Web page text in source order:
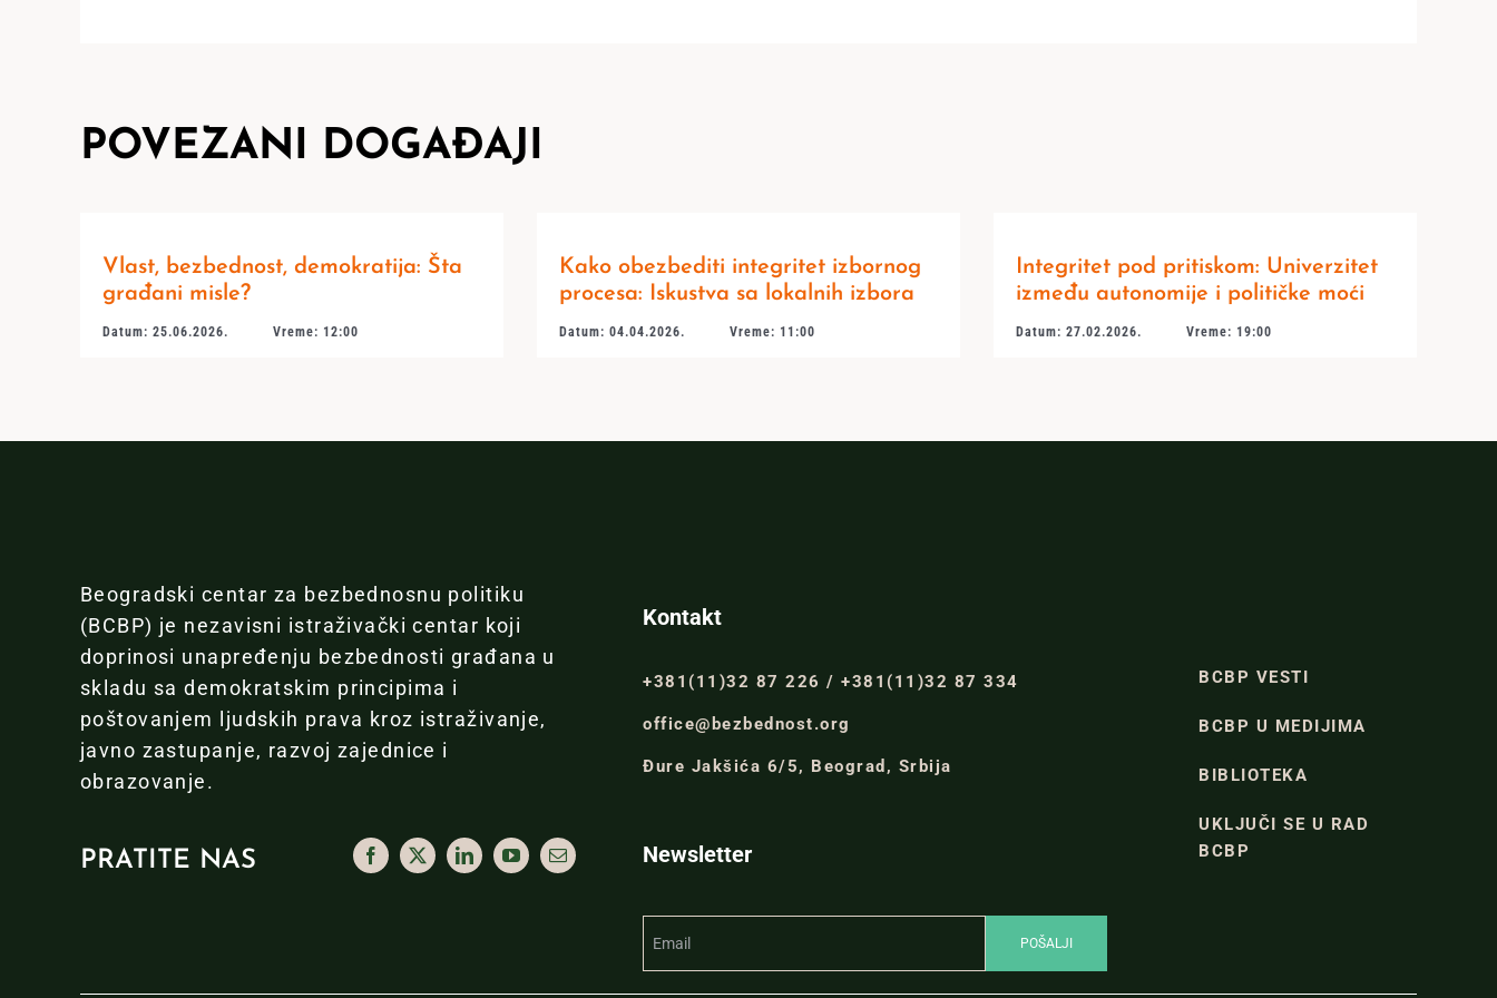
POVEZANI DOGAĐAJI
Vlast, bezbednost, demokratija: Šta
građani misle?
Datum: 25.06.2026. Vreme: 12:00
Kako obezbediti integritet izbornog
procesa: Iskustva sa lokalnih izbora
Datum: 04.04.2026. Vreme: 11:00
Integritet pod pritiskom: Univerzitet
između autonomije i političke moći
Datum: 27.02.2026. Vreme: 19:00
Beogradski centar za bezbednosnu politiku
(BCBP) je nezavisni istraživački centar koji
doprinosi unapređenju bezbednosti građana u
skladu sa demokratskim principima i
poštovanjem ljudskih prava kroz istraživanje,
javno zastupanje, razvoj zajednice i
obrazovanje.
PRATITE NAS
Kontakt
+381(11)32 87 226 / +381(11)32 87 334
office@bezbednost.org
Đure Jakšića 6/5, Beograd, Srbija
Newsletter
BCBP VESTI
BCBP U MEDIJIMA
BIBLIOTEKA
UKLJUČI SE U RAD
BCBP